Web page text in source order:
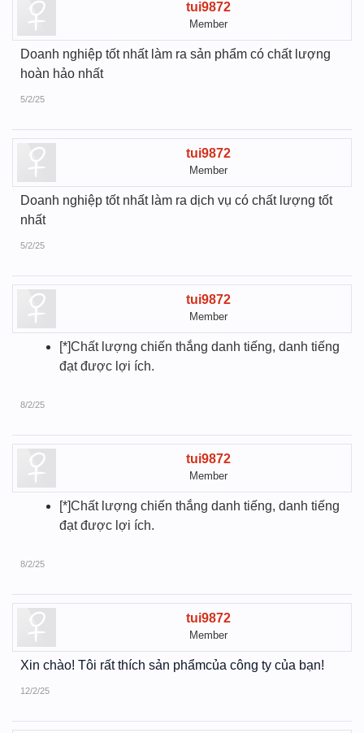
tui9872
Member
Doanh nghiệp tốt nhất làm ra sản phẩm có chất lượng
hoàn hảo nhất
5/2/25
tui9872
Member
Doanh nghiệp tốt nhất làm ra dịch vụ có chất lượng tốt
nhất
5/2/25
tui9872
Member
[*]Chất lượng chiến thắng danh tiếng, danh tiếng
đạt được lợi ích.
8/2/25
tui9872
Member
[*]Chất lượng chiến thắng danh tiếng, danh tiếng
đạt được lợi ích.
8/2/25
tui9872
Member
Xin chào! Tôi rất thích sản phẩmcủa công ty của bạn!
12/2/25